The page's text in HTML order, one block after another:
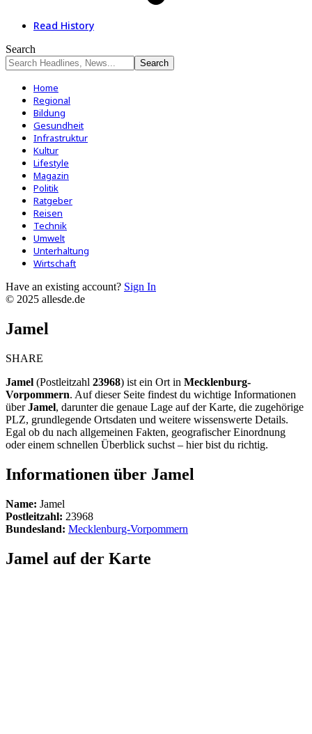
Read History
Search
Home
Regional
Bildung
Gesundheit
Infrastruktur
Kultur
Lifestyle
Magazin
Politik
Ratgeber
Reisen
Technik
Umwelt
Unterhaltung
Wirtschaft
Have an existing account? Sign In
© 2025 allesde.de
Jamel
SHARE
Jamel (Postleitzahl 23968) ist ein Ort in Mecklenburg-
Vorpommern. Auf dieser Seite findest du wichtige Informationen
überJamel, darunter die genaue Lage auf der Karte, die zugehörige
PLZ, grundlegende Ortsdaten und weitere wissenswerte Details.
Egal ob du nach allgemeinen Fakten, geografischer Einordnung
oder einem schnellen Überblick suchst – hier bist du richtig.
Informationen über Jamel
Name: Jamel
Postleitzahl: 23968
Bundesland: Mecklenburg-Vorpommern
Jamel auf der Karte